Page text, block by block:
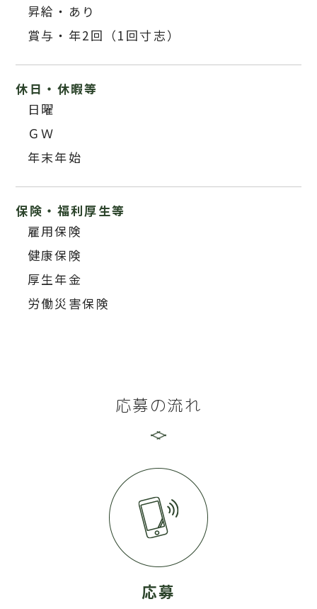
昇給・あり
賞与・年2回（1回寸志）
休日・休暇等
日曜
ＧＷ
年末年始
保険・福利厚生等
雇用保険
健康保険
厚生年金
労働災害保険
応募の流れ
応募